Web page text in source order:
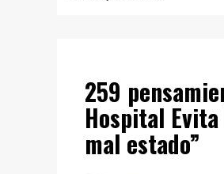
259
Hospital
mal estado”